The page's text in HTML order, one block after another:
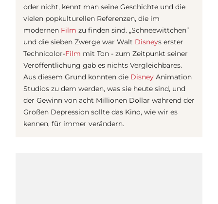
oder nicht, kennt man seine Geschichte und die
vielen popkulturellen Referenzen, die im
modernen Film zu finden sind. „Schneewittchen“
und die sieben Zwerge war Walt Disneys erster
Technicolor-Film mit Ton - zum Zeitpunkt seiner
Veröffentlichung gab es nichts Vergleichbares.
Aus diesem Grund konnten die Disney Animation
Studios zu dem werden, was sie heute sind, und
der Gewinn von acht Millionen Dollar während der
Großen Depression sollte das Kino, wie wir es
kennen, für immer verändern.